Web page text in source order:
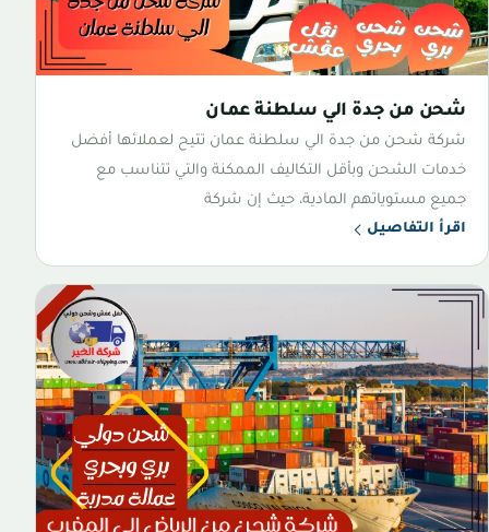
شحن من جدة الي سلطنة عمان
شركة شحن من جدة الي سلطنة عمان تتيح لعملائها أفضل
خدمات الشحن وبأقل التكاليف الممكنة والتي تتناسب مع
جميع مستوياتهم المادية، حيث إن شركة
اقرأ التفاصيل